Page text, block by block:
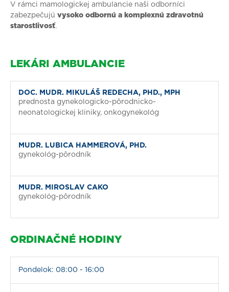
V rámci mamologickej ambulancie naši odborníci
zabezpečujú vysoko odbornú a komplexnú zdravotnú
starostlivosť.
LEKÁRI AMBULANCIE
DOC. MUDR. MIKULÁŠ REDECHA, PHD., MPH
prednosta gynekologicko-pôrodnicko-
neonatologickej kliniky, onkogynekológ
MUDR. LUBICA HAMMEROVÁ, PHD.
gynekológ-pôrodník
MUDR. MIROSLAV CAKO
gynekológ-pôrodník
ORDINAČNÉ HODINY
Pondelok: 08:00 - 16:00